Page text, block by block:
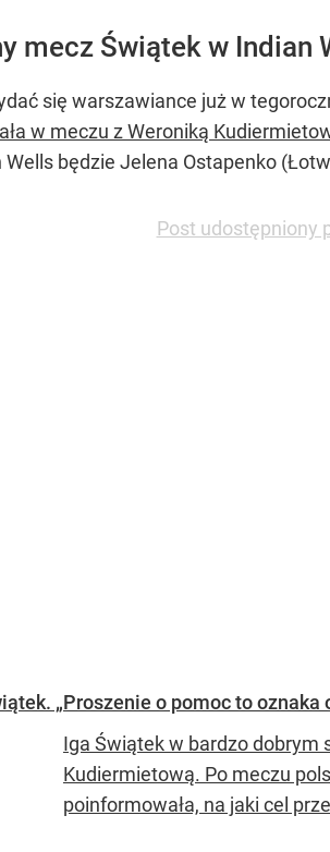
mecz Świątek w Indian
się warszawiance już w
w meczu z Weroniką
będzie Jelena Ostapenko
Post udostępniony
„Proszenie o pomoc to oznaka
Iga Świątek w bardzo dobrym
Kudiermietową. Po meczu
poinformowała, na jaki cel